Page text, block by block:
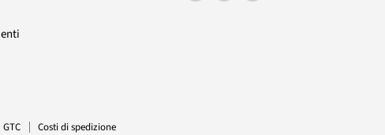
GTC Costi di spedizione